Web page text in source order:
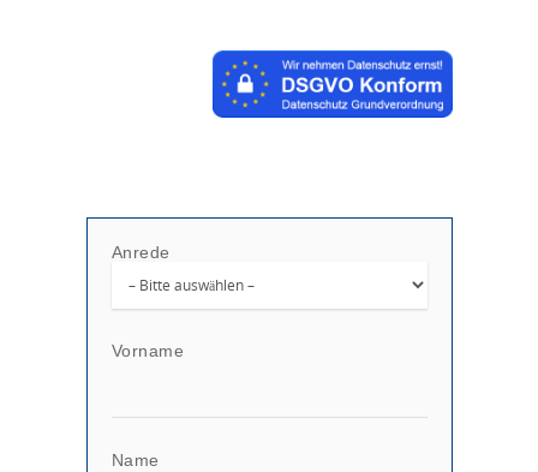
Anrede
Vorname
Name